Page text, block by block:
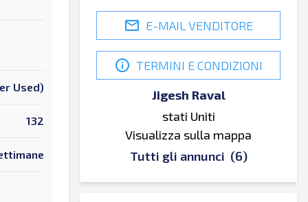
Used)
132
E-MAIL VENDITORE
TERMINI E CONDIZIONI
Jigesh Raval
stati Uniti
Visualizza sulla mappa
Tutti gli annunci (6)